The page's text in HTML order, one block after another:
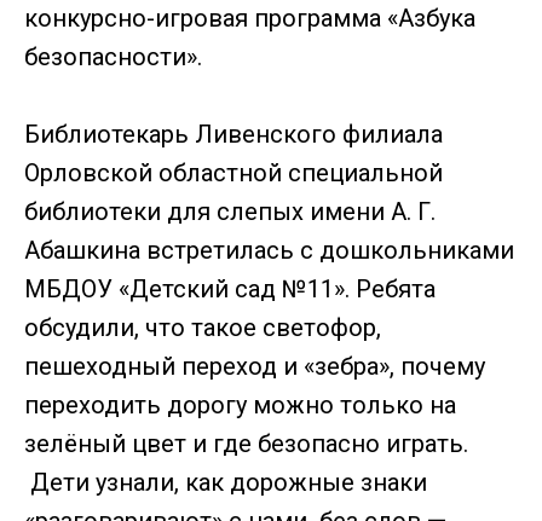
конкурсно-игровая программа «Азбука
безопасности».
Библиотекарь Ливенского филиала
Орловской областной специальной
библиотеки для слепых имени А. Г.
Абашкина встретилась с дошкольниками
МБДОУ «Детский сад №11». Ребята
обсудили, что такое светофор,
пешеходный переход и «зебра», почему
переходить дорогу можно только на
зелёный цвет и где безопасно играть.
Дети узнали, как дорожные знаки